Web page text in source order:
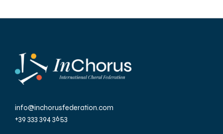
info@inchorusfederation.com
+39 333 394 3653